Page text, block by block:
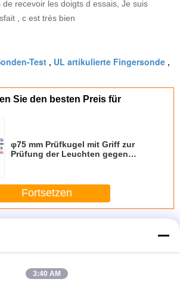
de recevoir les doigts d essais, Je suis
, c est très bien
Test , UL artikulierte Fingersonde ,
Sie den besten Preis für
φ75 mm Prüfkugel mit Griff zur
Prüfung der Leuchten gegen
Fortsetzen
3:40 AM